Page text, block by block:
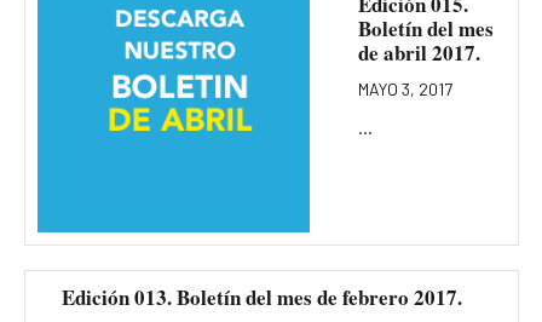
Boletín del mes
de abril 2017.
MAYO 3, 2017
Edición 013. Boletín del mes de febrero 2017.